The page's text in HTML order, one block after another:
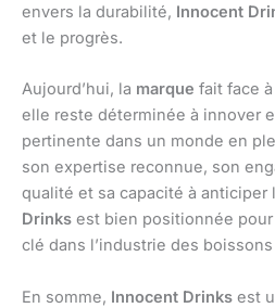
envers la durabilité, Innocent
et le progrès.
Aujourd’hui, la marque fait face
elle reste déterminée à innover
pertinente dans un monde en
son expertise reconnue, son
qualité et sa capacité à anticiper
Drinks est bien positionnée
clé dans l’industrie des
En somme, Innocent Drinks est